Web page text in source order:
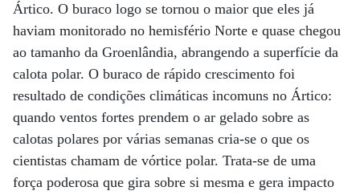
Ártico. O buraco logo se tornou o maior que eles já
haviam monitorado no hemisfério Norte e quase chegou
ao tamanho da Groenlândia, abrangendo a superfície da
calota polar. O buraco de rápido crescimento foi
resultado de condições climáticas incomuns no Ártico:
quando ventos fortes prendem o ar gelado sobre as
calotas polares por várias semanas cria-se o que os
cientistas chamam de vórtice polar. Trata-se de uma
força poderosa que gira sobre si mesma e gera impacto